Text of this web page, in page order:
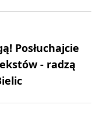
Posłuchajcie
- radzą